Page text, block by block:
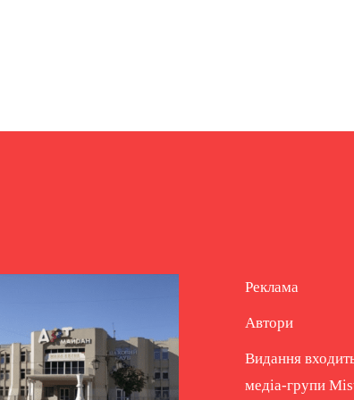
Реклама
Автори
Видання
медіа-групи